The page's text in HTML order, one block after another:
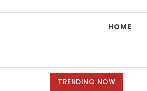
HOME
TRENDING NOW